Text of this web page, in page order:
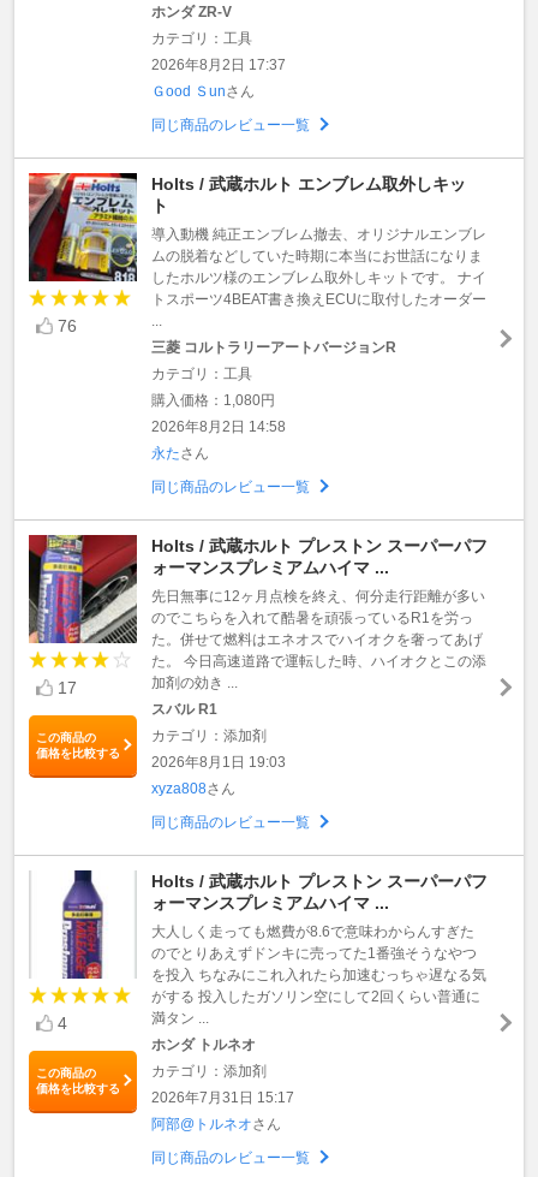
ホンダ ZR-V
カテゴリ：工具
2026年8月2日 17:37
Ｇood Ｓunさん
同じ商品のレビュー一覧
76
Holts / 武蔵ホルト エンブレム取外しキッ
ト
導入動機 純正エンブレム撤去、オリジナルエンブレ
ムの脱着などしていた時期に本当にお世話になりま
したホルツ様のエンブレム取外しキットです。 ナイ
トスポーツ4BEAT書き換えECUに取付したオーダー
三菱 コルトラリーアートバージョンR
カテゴリ：工具
購入価格：1,080円
2026年8月2日 14:58
永たさん
同じ商品のレビュー一覧
17
この商品の
価格を比較する
Holts / 武蔵ホルト プレストン スーパーパフ
ォーマンスプレミアムハイマ ...
先日無事に12ヶ月点検を終え、何分走行距離が多い
のでこちらを入れて酷暑を頑張っているR1を労っ
た。併せて燃料はエネオスでハイオクを奢ってあげ
た。 今日高速道路で運転した時、ハイオクとこの添
加剤の効き ...
スバル R1
カテゴリ：添加剤
2026年8月1日 19:03
xyza808さん
同じ商品のレビュー一覧
4
この商品の
価格を比較する
Holts / 武蔵ホルト プレストン スーパーパフ
ォーマンスプレミアムハイマ ...
大人しく走っても燃費が8.6で意味わからんすぎた
のでとりあえずドンキに売ってた1番強そうなやつ
を投入 ちなみにこれ入れたら加速むっちゃ遅なる気
がする 投入したガソリン空にして2回くらい普通に
満タン ...
ホンダ トルネオ
カテゴリ：添加剤
2026年7月31日 15:17
阿部@トルネオさん
同じ商品のレビュー一覧